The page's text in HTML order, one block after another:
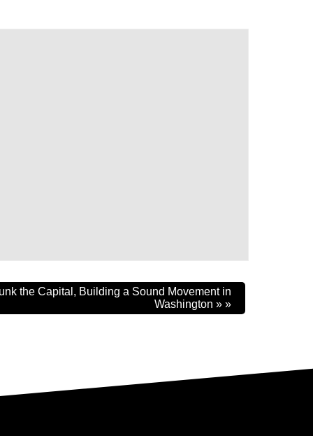
the Capital, Building a Sound Movement in
Washington » »